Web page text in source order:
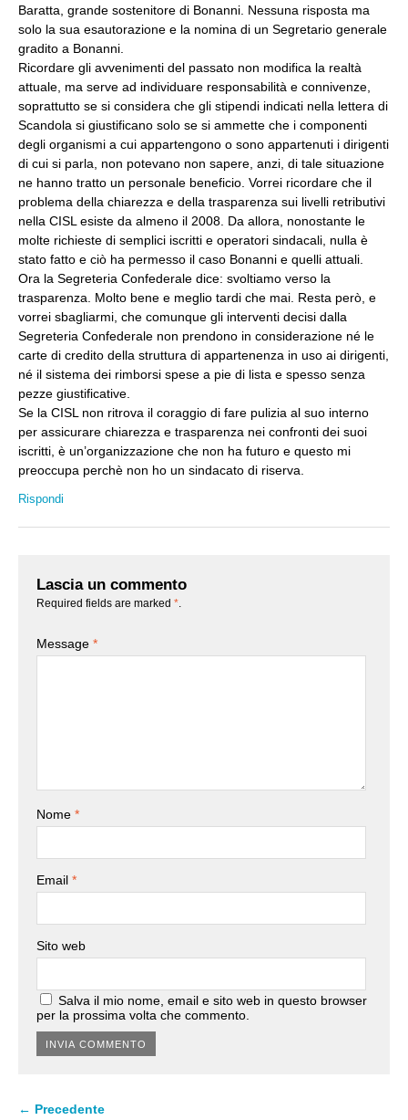
Baratta, grande sostenitore di Bonanni. Nessuna risposta ma
solo la sua esautorazione e la nomina di un Segretario generale
gradito a Bonanni.
Ricordare gli avvenimenti del passato non modifica la realtà
attuale, ma serve ad individuare responsabilità e connivenze,
soprattutto se si considera che gli stipendi indicati nella lettera di
Scandola si giustificano solo se si ammette che i componenti
degli organismi a cui appartengono o sono appartenuti i dirigenti
di cui si parla, non potevano non sapere, anzi, di tale situazione
ne hanno tratto un personale beneficio. Vorrei ricordare che il
problema della chiarezza e della trasparenza sui livelli retributivi
nella CISL esiste da almeno il 2008. Da allora, nonostante le
molte richieste di semplici iscritti e operatori sindacali, nulla è
stato fatto e ciò ha permesso il caso Bonanni e quelli attuali.
Ora la Segreteria Confederale dice: svoltiamo verso la
trasparenza. Molto bene e meglio tardi che mai. Resta però, e
vorrei sbagliarmi, che comunque gli interventi decisi dalla
Segreteria Confederale non prendono in considerazione né le
carte di credito della struttura di appartenenza in uso ai dirigenti,
né il sistema dei rimborsi spese a pie di lista e spesso senza
pezze giustificative.
Se la CISL non ritrova il coraggio di fare pulizia al suo interno
per assicurare chiarezza e trasparenza nei confronti dei suoi
iscritti, è un’organizzazione che non ha futuro e questo mi
preoccupa perchè non ho un sindacato di riserva.
Rispondi
Lascia un commento
Required fields are marked *
Message *
Nome *
Email *
Sito web
Salva il mio nome, email e sito web in questo browser
per la prossima volta che commento.
← Precedente